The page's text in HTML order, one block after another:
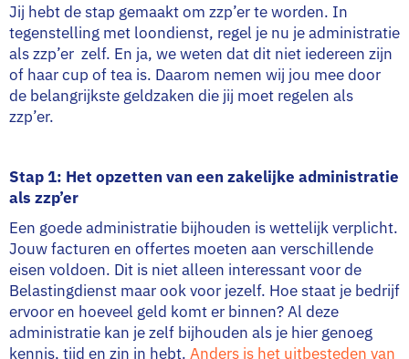
Jij hebt de stap gemaakt om zzp’er te worden. In
tegenstelling met loondienst, regel je nu je administratie
als zzp’er zelf. En ja, we weten dat dit niet iedereen zijn
of haar cup of tea is. Daarom nemen wij jou mee door
de belangrijkste geldzaken die jij moet regelen als
zzp’er.
Stap 1: Het opzetten van een zakelijke administratie
als zzp’er
Een goede administratie bijhouden is wettelijk verplicht.
Jouw facturen en offertes moeten aan verschillende
eisen voldoen. Dit is niet alleen interessant voor de
Belastingdienst maar ook voor jezelf. Hoe staat je bedrijf
ervoor en hoeveel geld komt er binnen? Al deze
administratie kan je zelf bijhouden als je hier genoeg
kennis, tijd en zin in hebt. Anders is het uitbesteden van